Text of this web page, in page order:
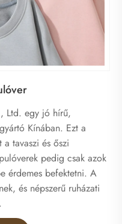
Ltd. egy jó hírű,
Kínában. Ezt a
tavaszi és őszi
pedig csak azok
érdemes befektetni. A
és népszerű ruházati